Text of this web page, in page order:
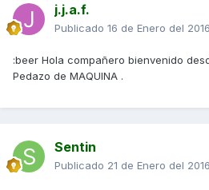
j.j.a.f.
Publicado 16 de Enero del 2016
:beer Hola compañero bienvenido
Pedazo de MAQUINA .
Sentin
Publicado 21 de Enero del 2016